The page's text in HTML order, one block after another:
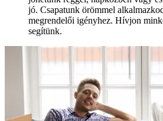
Kis tehertaxi, 100% garanciával,
teherautóval. Vállalkozásunk
tehertaxi kapcsán. Hívjon minket
Kis tehertaxi